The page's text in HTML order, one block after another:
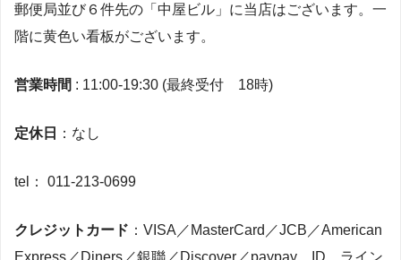
郵便局並び６件先の「中屋ビル」に当店はございます。一
階に黄色い看板がございます。
営業時間 : 11:00-19:30 (最終受付 18時)
定休日 ：なし
tel： 011-213-0699
クレジットカード ：VISA／MasterCard／JCB／American